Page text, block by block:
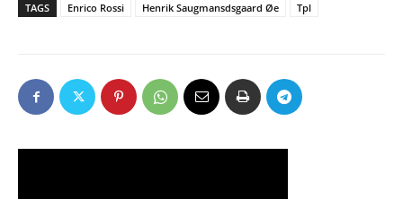
TAGS Enrico Rossi Henrik Saugmansdsgaard Øe Tpl